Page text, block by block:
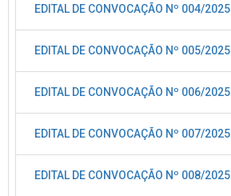
EDITAL DE CONVOCAÇÃO Nº 004/2025
EDITAL DE CONVOCAÇÃO Nº 005/2025
EDITAL DE CONVOCAÇÃO Nº 006/2025
EDITAL DE CONVOCAÇÃO Nº 007/2025
EDITAL DE CONVOCAÇÃO Nº 008/2025